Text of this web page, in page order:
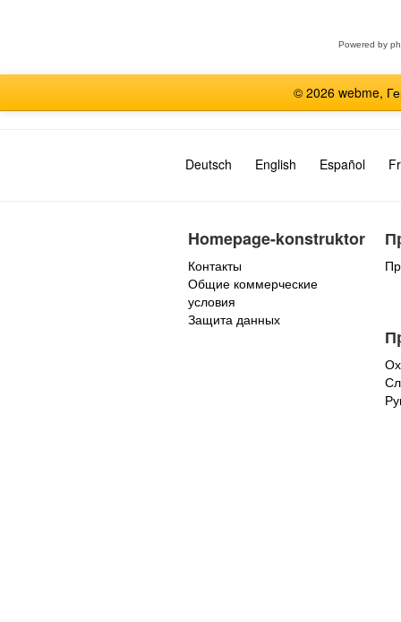
Powered by
© 2026 webme,
Deutsch English Español
Homepage-konstruktor
Контакты
Общие коммерческие
условия
Защита данных